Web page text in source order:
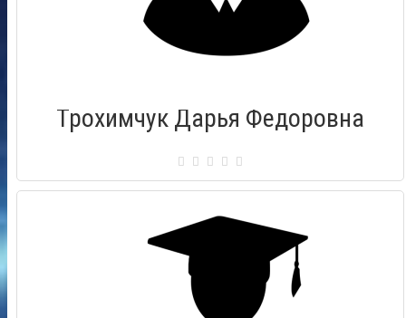
Трохимчук Дарья Федоровна
Сертификат: 000281
Город: Псков